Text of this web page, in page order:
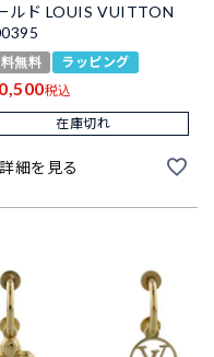
ルド LOUIS VUITTON
無料 ラッピング
税込
在庫切れ
詳細を見る